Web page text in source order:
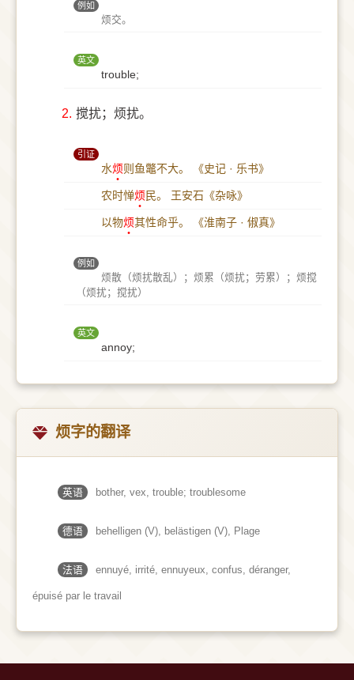
例如
烦交。
英文
trouble;
2. 搅扰；烦扰。
引证
水烦则鱼鼈不大。 《史记 · 乐书》
农时惮烦民。 王安石《杂咏》
以物烦其性命乎。 《淮南子 · 俶真》
例如
烦散（烦扰散乱）；烦累（烦扰；劳累）；烦搅
（烦扰；搅扰）
英文
annoy;
烦字的翻译
英语 bother, vex, trouble; troublesome
德语 behelligen (V)​, belästigen (V)​, Plage
法语 ennuyé, irrité, ennuyeux, confus, déranger,
épuisé par le travail